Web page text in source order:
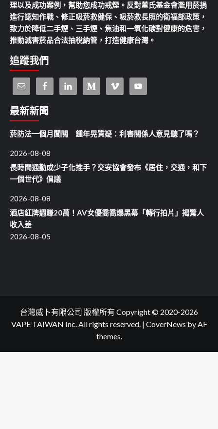
理以及成功案例，幫助您成功戒煙。反對董氏基金會濫用菸捐
進行認知作戰、修正吸菸救健保、吸菸救長照的衛福部政策，
致力於降低二手煙、三手煙、焦油和一氧化碳對健康的危害，
推動減害菸品合法抽稅納管，打造健康台灣。
追蹤我們
最新新聞
菸防法一個月闖關 鍾年晃質疑：利害關係人意見聽了嗎？
2026-08-08
長時間通勤成少子化推手？交安協會發布《居住，交通，和下
一個世代》倡議
2026-08-08
酒店紅牌週賺20萬！AV女優喬喬爆黑幕「轉行拍片」揭驚人
收入差
2026-08-05
台灣威卜有限公司 版權所有 Copyright © 2020-2026
VAPE TAIWAN Inc. All rights reserved. | CoverNews by AF
themes.